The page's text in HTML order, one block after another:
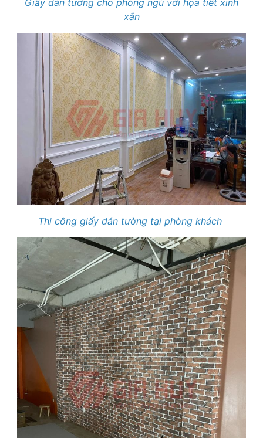
Giấy dán tường cho phòng ngủ với họa tiết xinh
xắn
Thi công giấy dán tường tại phòng khách